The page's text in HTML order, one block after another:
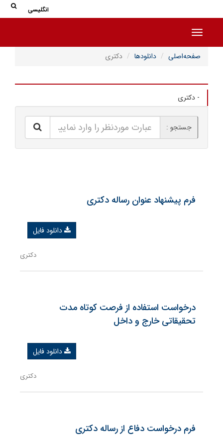
انگلیسی
Toggle navigation
صفحه‌اصلی دانلودها دکتری
- دکتری
جستجو :
فرم پیشنهاد عنوان رساله دکتری
دانلود فایل
دکتری
درخواست استفاده از فرصت کوتاه مدت
تحقیقاتی خارج و داخل
دانلود فایل
دکتری
فرم درخواست دفاع از رساله دکتری